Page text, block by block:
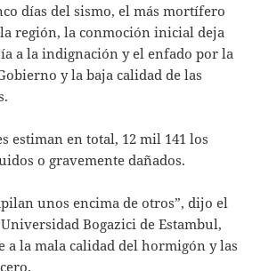
días del sismo, el más mortífero
la región, la conmoción inicial deja
a la indignación y el enfado por la
y la baja calidad de las
estiman en total, 12 mil 141 los
o gravemente dañados.
unos encima de otros”, dijo el
Bogazici de Estambul,
a la mala calidad del hormigón y las